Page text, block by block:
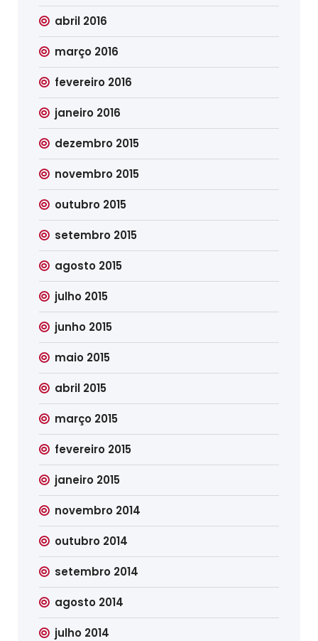
abril 2016
março 2016
fevereiro 2016
janeiro 2016
dezembro 2015
novembro 2015
outubro 2015
setembro 2015
agosto 2015
julho 2015
junho 2015
maio 2015
abril 2015
março 2015
fevereiro 2015
janeiro 2015
novembro 2014
outubro 2014
setembro 2014
agosto 2014
julho 2014